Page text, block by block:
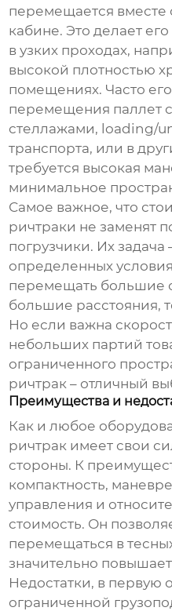
перемещается вместе
кабине. Это делает
в узких проходах,
высокой плотностью
помещениях. Часто
перемещения паллет
стеллажами, loading/
транспорта, или в
требуется высокая
минимальное
Самое важное, что
ричтраки не заменят
погрузчики. Их
определенных
перемещать большие
большие расстояния,
Но если важна
небольших партий
ограниченного
ричтрак – отличный
Преимущества и
Как и любое
ричтрак имеет свои
стороны. К
компактность,
управления и
стоимость. Он
перемещаться в
значительно
Недостатки, в первую
ограниченной